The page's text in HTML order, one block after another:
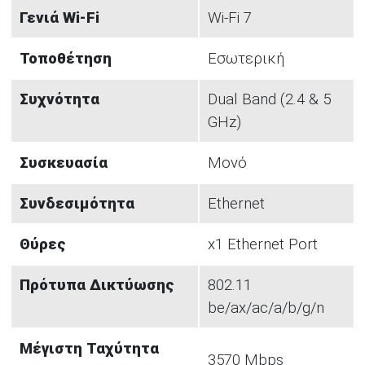
Γενιά Wi-Fi Wi-Fi 7
Τοποθέτηση Εσωτερική
Συχνότητα
Dual Band (2.4 & 5
GHz)
Συσκευασία Μονό
Συνδεσιμότητα Ethernet
Θύρες x1 Ethernet Port
Πρότυπα Δικτύωσης
802.11
be/ax/ac/a/b/g/n
Μέγιστη Ταχύτητα
3570 Mbps